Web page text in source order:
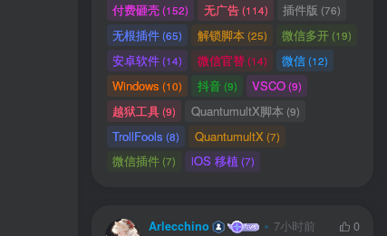
付费砸壳(152) 无广告(114) 插件版 (76)
无根插件(65) 解锁脚本(25) 微信多开(19)
安卓软件(14) 微信官替(14) 微信(12)
Windows (10) 抖音(9) VSCO(9)
越狱工具(9) QuantumultX脚本 (9)
TrollFools (8) QuantumultX (7)
微信插件 (7) iOS 移植 (7)
Arlecchino 7小时前
0